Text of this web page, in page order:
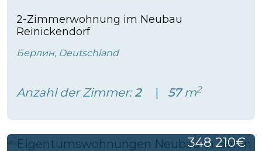
2-Zimmerwohnung im Neubau
Reinickendorf
Берлин, Deutschland
Anzahl der Zimmer:2 57m2
348 210€